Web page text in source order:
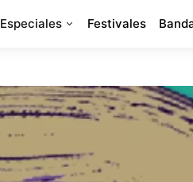
Especiales Festivales